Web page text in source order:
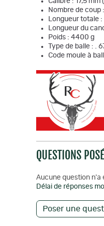
Nombre de coup :
Longueur totale
Longueur du
Poids : 4400 g
Type de balle : .
Code moule à
QUESTIONS
Aucune question n'a
Délai de réponses
Poser une